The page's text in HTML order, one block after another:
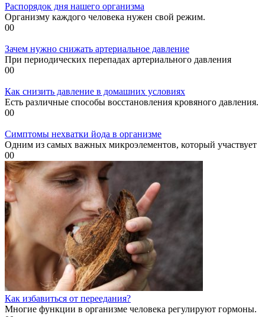
Распорядок дня нашего организма
Организму каждого человека нужен свой режим.
00
Зачем нужно снижать артериальное давление
При периодических перепадах артериального давления
00
Как снизить давление в домашних условиях
Есть различные способы восстановления кровяного давления.
00
Симптомы нехватки йода в организме
Одним из самых важных микроэлементов, который участвует
00
Как избавиться от переедания?
Многие функции в организме человека регулируют гормоны.